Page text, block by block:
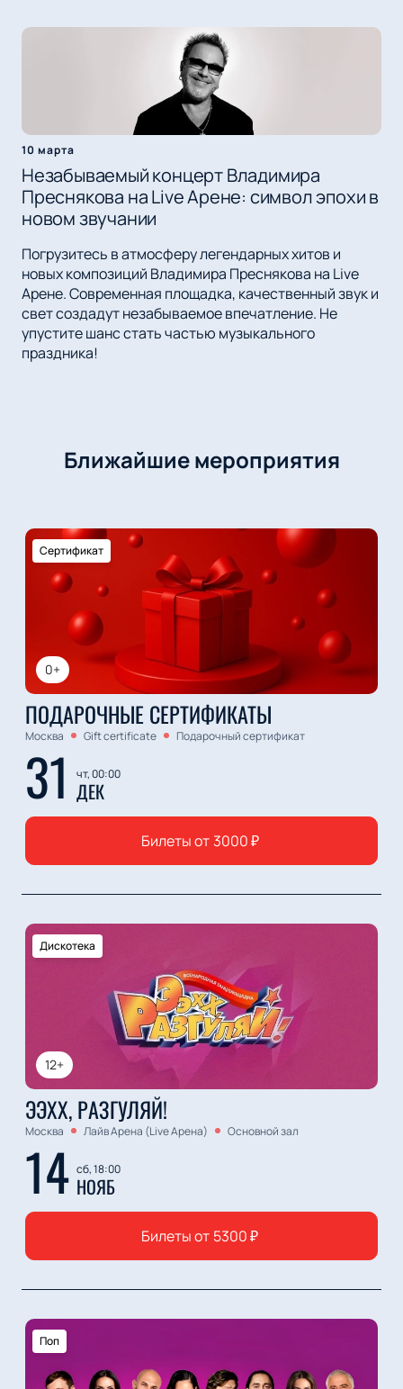
10 марта
Незабываемый концерт Владимира
Преснякова на Live Арене: символ эпохи в
новом звучании
Погрузитесь в атмосферу легендарных хитов и
новых композиций Владимира Преснякова на Live
Арене. Современная площадка, качественный звук и
свет создадут незабываемое впечатление. Не
упустите шанс стать частью музыкального
праздника!
Ближайшие мероприятия
0+
Сертификат
ПОДАРОЧНЫЕ СЕРТИФИКАТЫ
Москва Gift certificate Подарочный сертификат
31 чт, 00:00
ДЕК
Билеты от 3000₽
12+
Дискотека
ЭЭХХ, РАЗГУЛЯЙ!
Москва Лайв Арена (Live Арена) Основной зал
14 сб, 18:00
НОЯБ
Билеты от 5300₽
Поп